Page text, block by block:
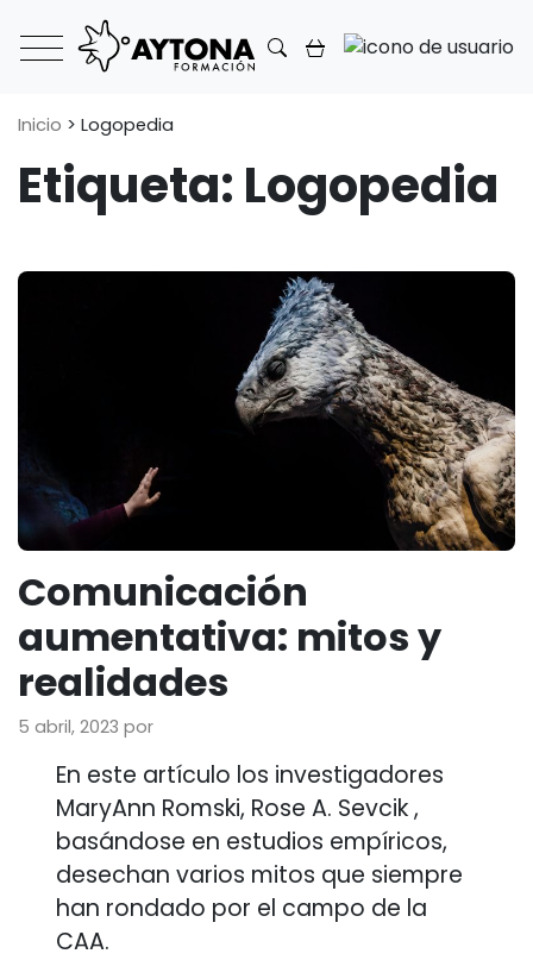
Main Navigation
Inicio > Logopedia
Etiqueta: Logopedia
Comunicación
aumentativa: mitos y
realidades
5 abril, 2023 por
En este artículo los investigadores
MaryAnn Romski, Rose A. Sevcik ,
basándose en estudios empíricos,
desechan varios mitos que siempre
han rondado por el campo de la
CAA.